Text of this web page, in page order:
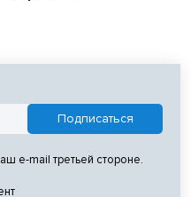
e-mail третьей стороне.